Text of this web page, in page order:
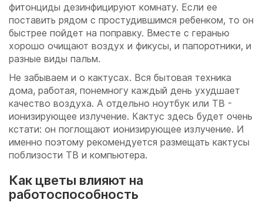
фитонциды дезинфицируют комнату. Если ее
поставить рядом с простудившимся ребенком, то он
быстрее пойдет на поправку. Вместе с геранью
хорошо очищают воздух и фикусы, и папоротники, и
разные виды пальм.
Не забываем и о кактусах. Вся бытовая техника
дома, работая, понемногу каждый день ухудшает
качество воздуха. А отдельно ноутбук или ТВ -
ионизирующее излучение. Кактус здесь будет очень
кстати: он поглощают ионизирующее излучение. И
именно поэтому рекомендуется размещать кактусы
поблизости ТВ и компьютера.
Как цветы влияют на
работоспособность